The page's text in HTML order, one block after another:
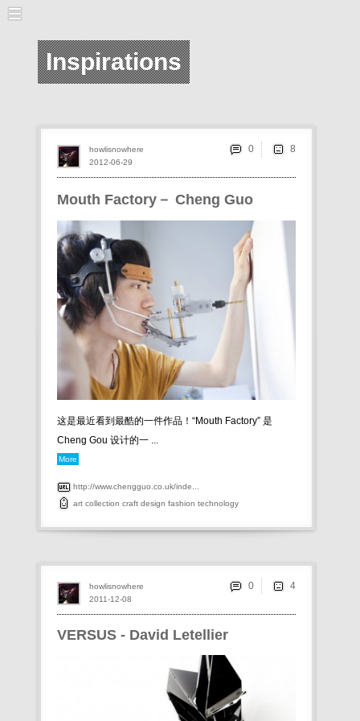
Inspirations
Mouth Factory－ Cheng Guo
这是最近看到最酷的一件作品！“Mouth Factory” 是
Cheng Gou 设计的一 ...
More
http://www.chengguo.co.uk/inde...
art collection craft design fashion technology
2012-06-29
howlisnowhere 0
VERSUS - David Letellier
2011-12-08
howlisnowhere 0